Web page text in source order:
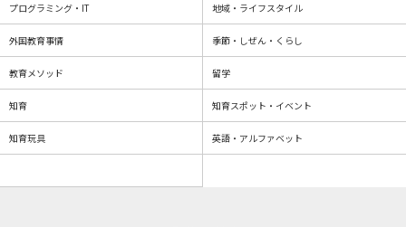
プログラミング・IT 地域・ライフスタイル
外国教育事情 季節・しぜん・くらし
教育メソッド 留学
知育 知育スポット・イベント
知育玩具 英語・アルファベット